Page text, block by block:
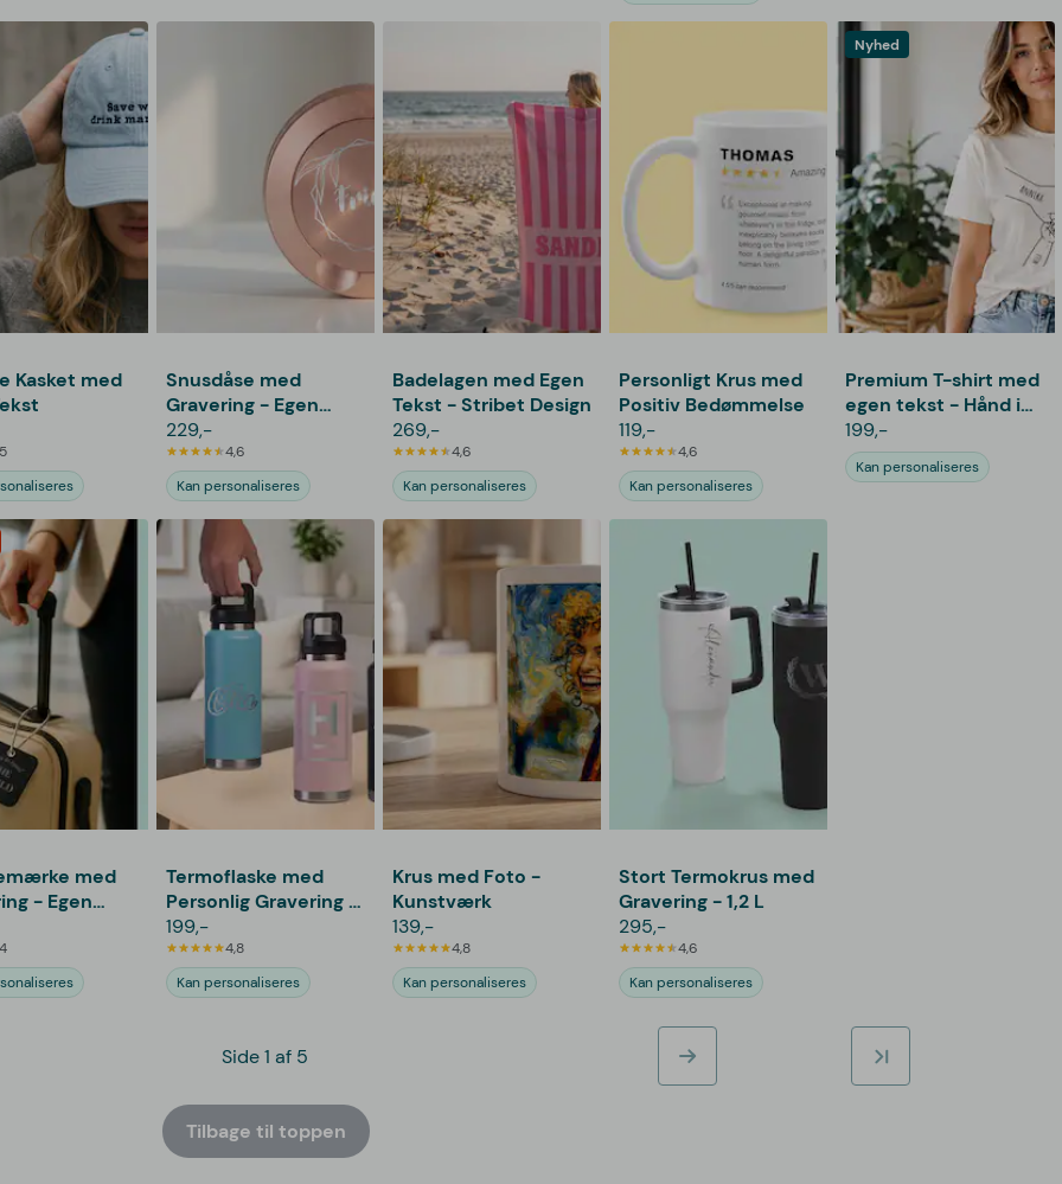
Kasket med
5
Snusdåse med
Gravering - Egen
Tekst
229,-
4,6
Kan personaliseres
Badelagen med Egen
Tekst - Stribet Design
269,-
4,6
Kan personaliseres
Personligt Krus med
Positiv Bedømmelse
119,-
4,6
Kan personaliseres
Nyhed
Premium T-shirt med
egen tekst - Hånd i
hånd
199,-
Kan personaliseres
med
- Egen
4
Termoflaske med
Personlig Gravering -
1,06 L
199,-
4,8
Kan personaliseres
Krus med Foto -
Kunstværk
139,-
4,8
Kan personaliseres
Stort Termokrus med
Gravering - 1,2 L
295,-
4,6
Kan personaliseres
Side 1 af 5
Tilbage til toppen